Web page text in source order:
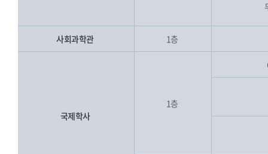
사회과학관 1층
국제학사
1층